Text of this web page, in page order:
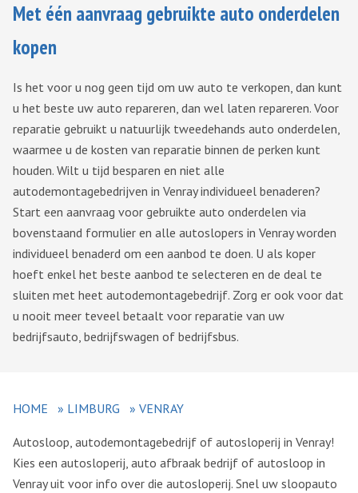
Met één aanvraag gebruikte auto onderdelen
kopen
Is het voor u nog geen tijd om uw auto te verkopen, dan kunt
u het beste uw auto repareren, dan wel laten repareren. Voor
reparatie gebruikt u natuurlijk tweedehands auto onderdelen,
waarmee u de kosten van reparatie binnen de perken kunt
houden. Wilt u tijd besparen en niet alle
autodemontagebedrijven in Venray individueel benaderen?
Start een aanvraag voor gebruikte auto onderdelen via
bovenstaand formulier en alle autoslopers in Venray worden
individueel benaderd om een aanbod te doen. U als koper
hoeft enkel het beste aanbod te selecteren en de deal te
sluiten met heet autodemontagebedrijf. Zorg er ook voor dat
u nooit meer teveel betaalt voor reparatie van uw
bedrijfsauto, bedrijfswagen of bedrijfsbus.
HOME » LIMBURG » VENRAY
Autosloop, autodemontagebedrijf of autosloperij in Venray!
Kies een autosloperij, auto afbraak bedrijf of autosloop in
Venray uit voor info over die autosloperij. Snel uw sloopauto